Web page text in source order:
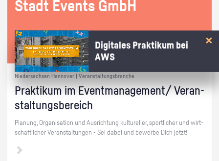
Stadt Events GmbH
Niedersachsen Hannover | Veranstaltungsbranche
Prak­ti­kum im Event­ma­nage­ment/ Ver­an­
stal­tungs­be­reich
Pla­nung, Or­ga­ni­sa­ti­on und Aus­rich­tung kul­tu­rel­ler, sport­li­cher und wirt­
schaft­li­cher Ver­an­stal­tun­gen - Sei dabei und be­wer­be Dich jetzt!
Digitales Praktikum bei
AWS